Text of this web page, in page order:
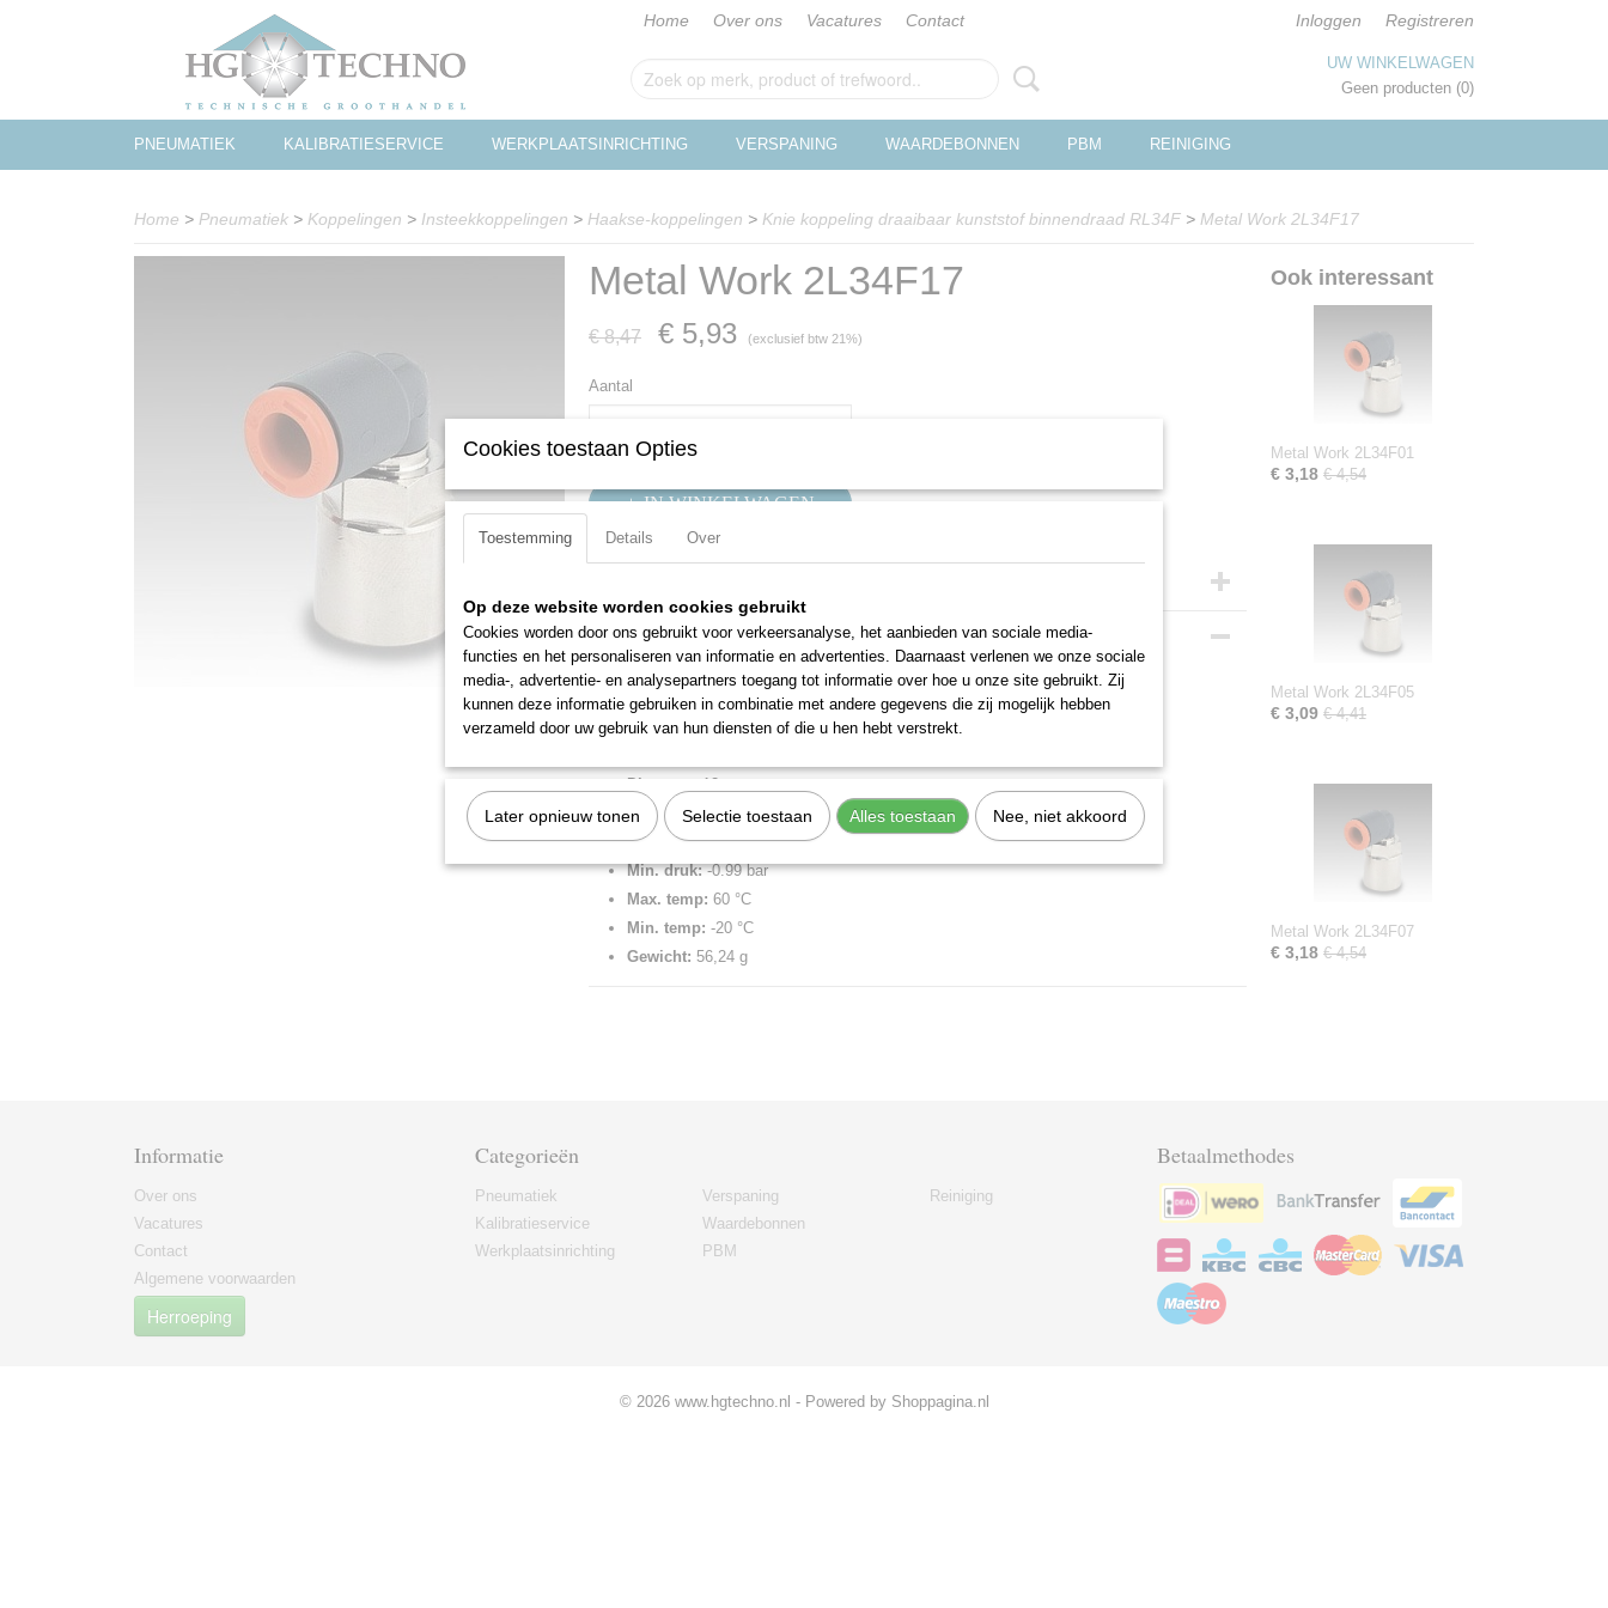
Home Over ons Vacatures Contact Inloggen Registreren
UW WINKELWAGEN
Geen producten (0)
PNEUMATIEK KALIBRATIESERVICE WERKPLAATSINRICHTING VERSPANING WAARDEBONNEN PBM REINIGING
Home > Pneumatiek > Koppelingen > Insteekkoppelingen > Haakse-koppelingen > Knie koppeling draaibaar kunststof binnendraad RL34F > Metal Work 2L34F17
Metal Work 2L34F17
€ 8,47 € 5,93 (exclusief btw 21%)
Aantal
IN WINKELWAGEN
Productcode
2L34F17
EAN code
8024986586640
Productcode leverancier
2L34F17
Netto gewicht
0,06 Kg
Omschrijving
RL34F knie 12x1/2 inwendig draaibaar kunststof.
Insteekkoppeling metrisch, knie draaibaar, kunststof.
Diameter:
12 mm
Aansluiting:1/2" BSPP
Max. druk:16 bar
Min. druk:-0.99 bar
Max. temp: 60 °C
Min. temp: -20 °C
Gewicht: 56,24 g
Ook interessant
Metal Work 2L34F01
€ 3,18 € 4,54
Metal Work 2L34F05
€ 3,09 € 4,41
Metal Work 2L34F07
€ 3,18 € 4,54
Informatie
Over ons
Vacatures
Contact
Algemene voorwaarden
Herroeping
Categorieën
Pneumatiek
Kalibratieservice
Werkplaatsinrichting
Verspaning
Waardebonnen
PBM
Reiniging
Betaalmethodes
© 2026 www.hgtechno.nl - Powered by Shoppagina.nl
Cookies toestaan Opties
Toestemming Details Over
Op deze website worden cookies gebruikt
Cookies worden door ons gebruikt voor verkeersanalyse, het aanbieden van sociale media-
functies en het personaliseren van informatie en advertenties. Daarnaast verlenen we onze sociale
media-, advertentie- en analysepartners toegang tot informatie over hoe u onze site gebruikt. Zij
kunnen deze informatie gebruiken in combinatie met andere gegevens die zij mogelijk hebben
verzameld door uw gebruik van hun diensten of die u hen hebt verstrekt.
Later opnieuw tonen Selectie toestaan Alles toestaan Nee, niet akkoord